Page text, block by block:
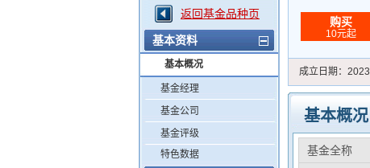
返回基金品种页
基本资料
基本概况
基金经理
基金公司
基金评级
特色数据
购买
10元起
成立日期：
基本概况
基金全称